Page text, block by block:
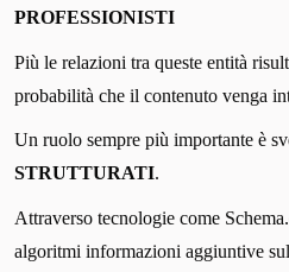
PROFESSIONISTI
Più le relazioni tra queste entità
probabilità che il contenuto venga
Un ruolo sempre più importante è
STRUTTURATI.
Attraverso tecnologie come
algoritmi informazioni aggiuntive